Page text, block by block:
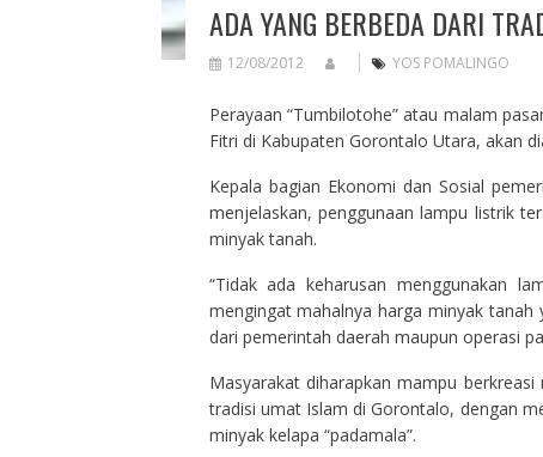
ADA YANG BERBEDA DARI
12/08/2012 YOS POMALINGO
Perayaan “Tumbilotohe” atau malam
Fitri di Kabupaten Gorontalo Utara, akan
Kepala bagian Ekonomi dan Sosial
menjelaskan, penggunaan lampu listrik
minyak tanah.
“Tidak ada keharusan menggunakan
mengingat mahalnya harga minyak tanah
dari pemerintah daerah maupun operasi
Masyarakat diharapkan mampu
tradisi umat Islam di Gorontalo, dengan
minyak kelapa “padamala”.